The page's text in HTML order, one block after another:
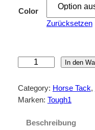
Color
Zurücksetzen
y
a
In den
Category: Horse Tack,
Marken: Tough1
Beschreibung